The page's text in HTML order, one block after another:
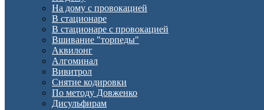
На дому с провокацией
В стационаре
В стационаре с провокацией
Вшивание "торпеды"
Аквилонг
Алгоминал
Вивитрол
Снятие кодировки
По методу Довженко
Дисульфирам